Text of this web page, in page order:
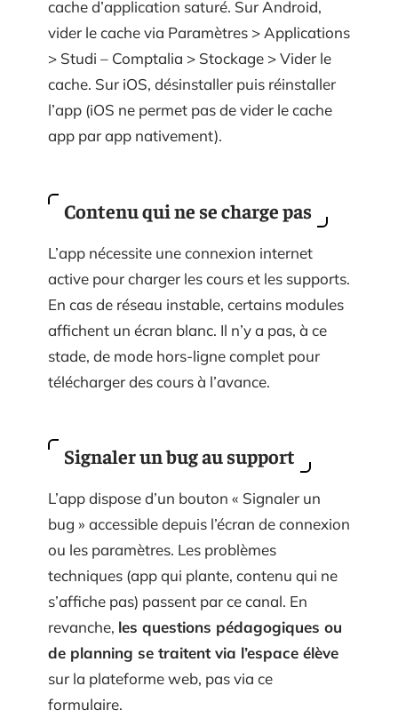
cache d’application saturé. Sur Android,
vider le cache via Paramètres > Applications
> Studi – Comptalia > Stockage > Vider le
cache. Sur iOS, désinstaller puis réinstaller
l’app (iOS ne permet pas de vider le cache
app par app nativement).
Contenu qui ne se charge pas
L’app nécessite une connexion internet
active pour charger les cours et les supports.
En cas de réseau instable, certains modules
affichent un écran blanc. Il n’y a pas, à ce
stade, de mode hors-ligne complet pour
télécharger des cours à l’avance.
Signaler un bug au support
L’app dispose d’un bouton « Signaler un
bug » accessible depuis l’écran de connexion
ou les paramètres. Les problèmes
techniques (app qui plante, contenu qui ne
s’affiche pas) passent par ce canal. En
revanche, les questions pédagogiques ou
de planning se traitent via l’espace élève
sur la plateforme web, pas via ce
formulaire.